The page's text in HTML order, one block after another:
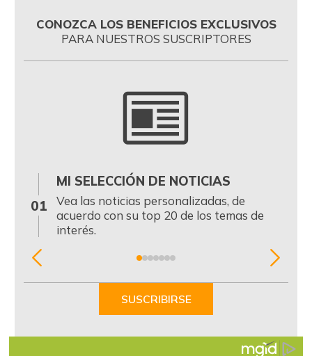
CONOZCA LOS BENEFICIOS EXCLUSIVOS
PARA NUESTROS SUSCRIPTORES
01
MI SELECCIÓN DE NOTICIAS
Vea las noticias personalizadas, de
acuerdo con su top 20 de los temas de
interés.
Item
SUSCRIBIRSE